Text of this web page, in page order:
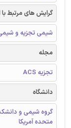
گرایش های مرتبط با
شیمی تجزیه و
مجله
تجزیه ACS
دانشگاه
گروه شیمی و
متحده آمریکا